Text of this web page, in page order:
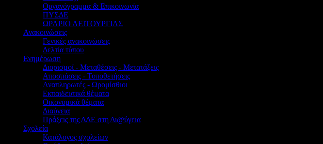
Οργανόγραμμα & Επικοινωνία
ΠΥΣΔΕ
ΩΡΑΡΙΟ ΛΕΙΤΟΥΡΓΙΑΣ
Ανακοινώσεις
Γενικές ανακοινώσεις
Δελτία τύπου
Ενημέρωση
Διορισμοί - Μεταθέσεις - Μετατάξεις
Αποσπάσεις - Τοποθετήσεις
Αναπληρωτές - Ωρομίσθιοι
Εκπαιδευτικά θέματα
Οικονομικά θέματα
Διαύγεια
Πράξεις της ΔΔΕ στη Δι@ύγεια
Σχολεία
Κατάλογος σχολείων